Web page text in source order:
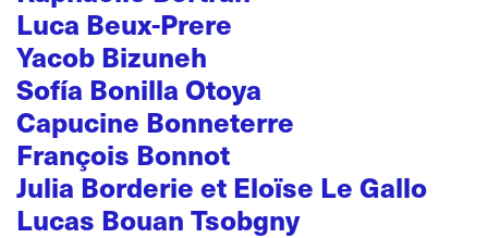
Luca Beux-Prere
Yacob Bizuneh
Sofía Bonilla Otoya
Capucine Bonneterre
François Bonnot
Julia Borderie et Eloïse Le Gallo
Lucas Bouan Tsobgny